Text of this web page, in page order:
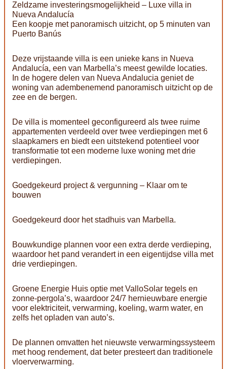
Zeldzame investeringsmogelijkheid – Luxe villa in
Nueva Andalucía
Een koopje met panoramisch uitzicht, op 5 minuten van
Puerto Banús
Deze vrijstaande villa is een unieke kans in Nueva
Andalucía, een van Marbella’s meest gewilde locaties.
In de hogere delen van Nueva Andalucia geniet de
woning van adembenemend panoramisch uitzicht op de
zee en de bergen.
De villa is momenteel geconfigureerd als twee ruime
appartementen verdeeld over twee verdiepingen met 6
slaapkamers en biedt een uitstekend potentieel voor
transformatie tot een moderne luxe woning met drie
verdiepingen.
Goedgekeurd project & vergunning – Klaar om te
bouwen
Goedgekeurd door het stadhuis van Marbella.
Bouwkundige plannen voor een extra derde verdieping,
waardoor het pand verandert in een eigentijdse villa met
drie verdiepingen.
Groene Energie Huis optie met ValloSolar tegels en
zonne-pergola’s, waardoor 24/7 hernieuwbare energie
voor elektriciteit, verwarming, koeling, warm water, en
zelfs het opladen van auto’s.
De plannen omvatten het nieuwste verwarmingssysteem
met hoog rendement, dat beter presteert dan traditionele
vloerverwarming.